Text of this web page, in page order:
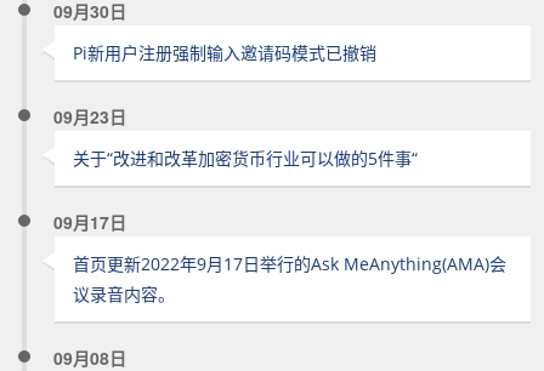
09月30日
Pi新用户注册强制输入邀请码模式已撤销
09月23日
关于“改进和改革加密货币行业可以做的5件事“
09月17日
首页更新2022年9月17日举行的Ask MeAnything(AMA)会
议录音内容。
09月08日